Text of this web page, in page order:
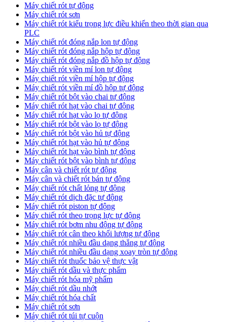
Máy chiết rót tự động
Máy chiết rót sơn
Máy chiết rót kiểu trọng lực điều khiển theo thời gian qua
PLC
Máy chiết rót đóng nắp lon tự động
Máy chiết rót đóng nắp hộp tự động
Máy chiết rót đóng nắp đồ hộp tự động
Máy chiết rót viền mí lon tự động
Máy chiết rót viền mí hộp tự động
Máy chiết rót viền mí đồ hộp tự động
Máy chiết rót bột vào chai tự động
Máy chiết rót hạt vào chai tự động
Máy chiết rót hạt vào lọ tự động
Máy chiết rót bột vào lọ tự động
Máy chiết rót bột vào hủ tự động
Máy chiết rót hạt vào hủ tự động
Máy chiết rót hạt vào bình tự động
Máy chiết rót bột vào bình tự động
Máy cân và chiết rót tự động
Máy cân và chiết rót bán tự động
​Máy chiết rót chất lỏng tự động
​Máy chiết rót dịch đặc tự động
Máy chiết rót piston tự động
Máy chiết rót theo trọng lực tự động
​Máy chiết rót bơm nhu động tự động
Máy chiết rót cân theo khối lượng tự động
​Máy chiết rót nhiều đầu dạng thẳng tự động
​Máy chiết rót nhiều đầu dạng xoay tròn tự động
Máy chiết rót thuốc bảo vệ thực vật
Máy chiết rót dầu và thực phẩm
Máy chiết rót hóa mỹ phẩm
Máy chiết rót dầu nhớt
Máy chiết rót hóa chất
Máy chiết rót sơn
Máy chiết rót túi tự cuộn